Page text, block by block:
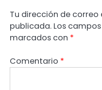
Tu dirección de
publicada. Los
marcados con *
Comentario *